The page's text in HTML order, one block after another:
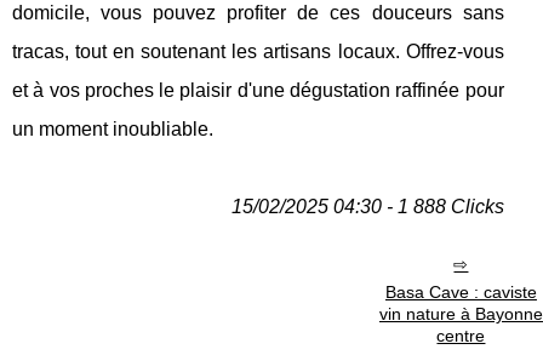
domicile, vous pouvez profiter de ces douceurs sans
tracas, tout en soutenant les artisans locaux. Offrez-vous
et à vos proches le plaisir d'une dégustation raffinée pour
un moment inoubliable.
15/02/2025 04:30 - 1 888 Clicks
Basa Cave : caviste
vin nature à Bayonne
centre